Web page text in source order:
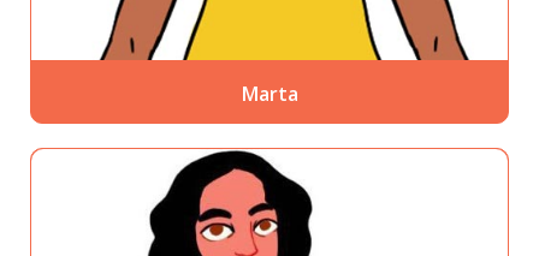
Marta